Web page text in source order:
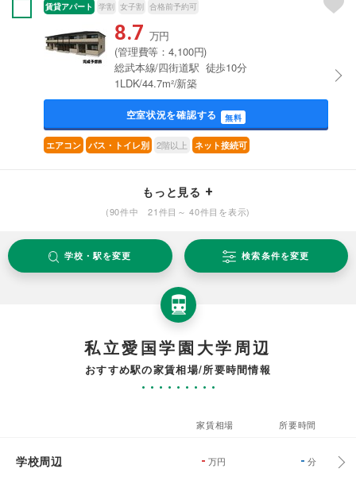
賃貸アパート 学割 女子割 合格前予約可
8.7 万円
(管理費等：4,100円)
総武本線/四街道駅 徒歩10分
1LDK/44.7m²/新築
空室状況を確認する 無料
エアコン バス・トイレ別 2階以上 ネット接続可
もっと見る
(90件中 21件目～ 40件目を表示)
学校・駅を変更 検索条件を変更
私立愛国学園大学周辺
おすすめ駅の家賃相場/所要時間情報
家賃相場 所要時間
学校周辺 - 万円 - 分